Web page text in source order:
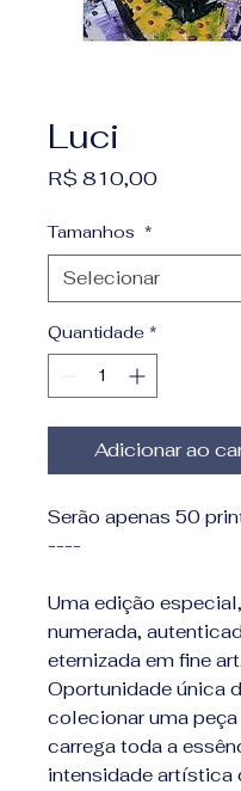
Luci
R$ 810,00Preço
Tamanhos *
Quantidade *
Adicionar ao
Serão apenas 50
----
Uma edição especial,
numerada,
eternizada em fine art.
Oportunidade única
colecionar uma peça
carrega toda a
intensidade artística